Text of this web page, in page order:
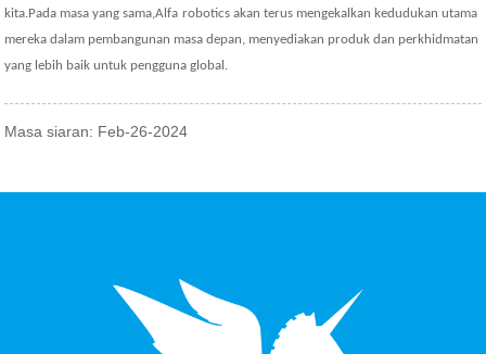
kita.Pada masa yang sama,Alfa robotics akan terus mengekalkan kedudukan utama
mereka dalam pembangunan masa depan, menyediakan produk dan perkhidmatan
yang lebih baik untuk pengguna global.
Masa siaran: Feb-26-2024